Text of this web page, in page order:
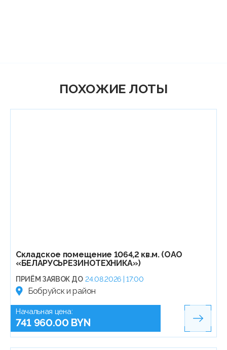
ПОХОЖИЕ ЛОТЫ
Складское помещение 1064,2 кв.м. (ОАО
«БЕЛАРУСЬРЕЗИНОТЕХНИКА»)
ПРИЁМ ЗАЯВОК ДО 24.08.2026 | 17:00
Бобруйск и район
Начальная цена:
741 960.00 BYN